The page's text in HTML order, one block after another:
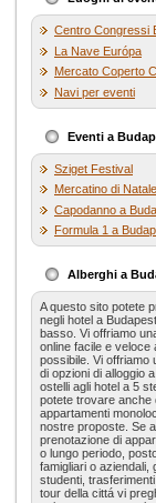
Centro Congressi
La Nave Európa
Mercato Coperto
Navi per eventi
Eventi a
Sziget Festival
Mercatino di
Capodanno a
Formula 1 a
Alberghi a
A questo sito potete
negli hotel a
basso. Vi offriamo
online facile e veloce
possibile. Vi offriamo
di opzioni di alloggio
ostelli agli hotel a 5
potete trovare anche
appartamenti
nostre proposte. Se
prenotazione di
o lungo periodo,
famigliari o aziendali,
studenti, trasferimenti
tour della cittá vi